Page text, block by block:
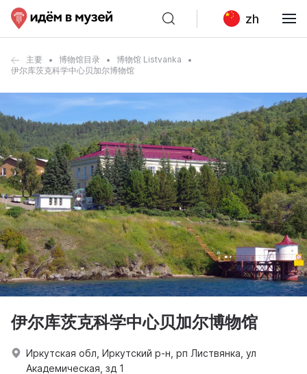
zh
主要 博物馆目录
博物馆 Listvanka
伊尔库茨克科学中心贝加尔博物馆
伊尔库茨克科学中心贝加尔博物馆
Иркутская обл, Иркутский р-н, рп Листвянка, ул
Академическая, зд 1